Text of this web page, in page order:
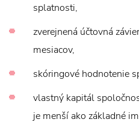
splatnosti,
zverejnená účtovná
mesiacov,
skóringové hodnotenie
vlastný kapitál
je menší ako základné